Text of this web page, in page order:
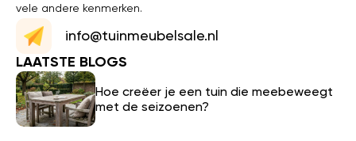
vele andere kenmerken.
info@tuinmeubelsale.nl
LAATSTE BLOGS
Hoe creëer je een tuin die meebeweegt
met de seizoenen?